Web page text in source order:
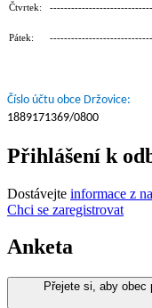
Čtvrtek:
Pátek:
Číslo účtu obce Držovice:
1889171369/0800
Přihlášení k
Dostávejte informace z
Chci se zaregistrovat
Anketa
Přejete si, aby obec